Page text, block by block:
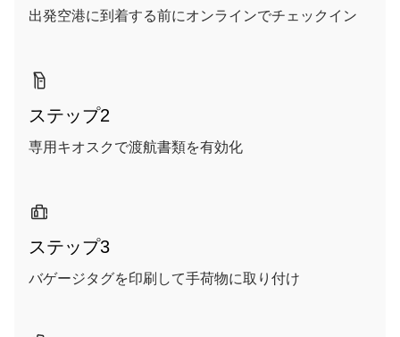
出発空港に到着する前にオンラインでチェックイン
ステップ2
専用キオスクで渡航書類を有効化
ステップ3
バゲージタグを印刷して手荷物に取り付け